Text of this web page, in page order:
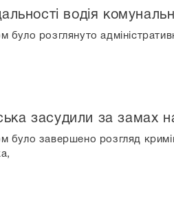
водія
було розглянуто
засудили за замах
було завершено розгляд